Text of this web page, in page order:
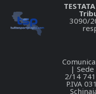
3090/
| Sede
2/14
P.IVA